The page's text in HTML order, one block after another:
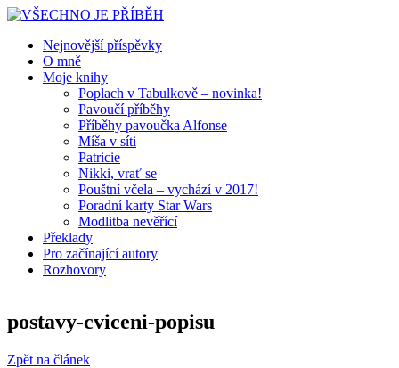
Nejnovější příspěvky
O mně
Moje knihy
Poplach v Tabulkově – novinka!
Pavoučí příběhy
Příběhy pavoučka Alfonse
Míša v síti
Patricie
Nikki, vrať se
Pouštní včela – vychází v 2017!
Poradní karty Star Wars
Modlitba nevěřící
Překlady
Pro začínající autory
Rozhovory
postavy-cviceni-popisu
Zpět na článek